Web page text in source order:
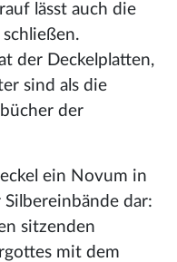
lässt auch die
der Deckelplatten,
sind als die
der
ein Novum in
dar:
sitzenden
mit dem